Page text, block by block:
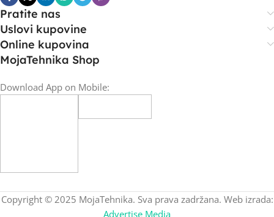
Pratite nas
Uslovi kupovine
Online kupovina
MojaTehnika Shop
Download App on Mobile:
Copyright © 2025 MojaTehnika. Sva prava zadržana. Web izrada:
Advertise Media